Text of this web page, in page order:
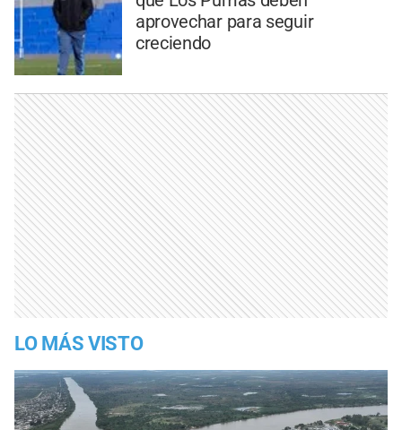
aprovechar para seguir
creciendo
LO MÁS VISTO